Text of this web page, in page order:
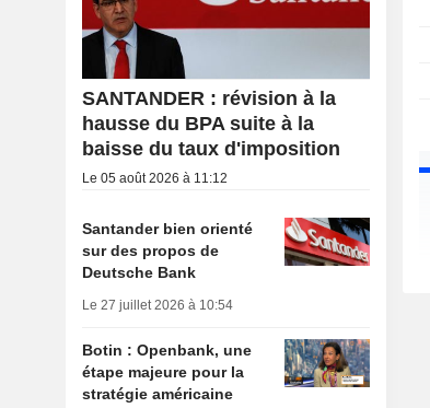
SANTANDER : révision à la
hausse du BPA suite à la
baisse du taux d'imposition
Le 05 août 2026 à 11:12
Santander bien orienté
sur des propos de
Deutsche Bank
Le 27 juillet 2026 à 10:54
Botin : Openbank, une
étape majeure pour la
stratégie américaine